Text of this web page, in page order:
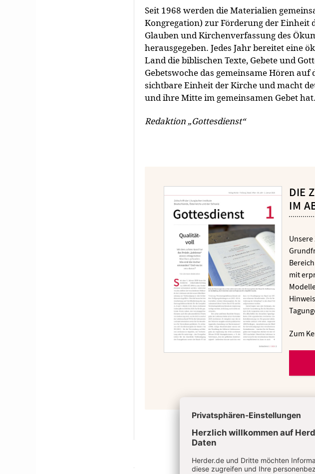
Seit 1968 werden die Materialien
Kongregation) zur Förderung der Einheit
Glauben und Kirchenverfassung des
herausgegeben. Jedes Jahr bereitet eine
Land die biblischen Texte, Gebete und
Gebetswoche das gemeinsame Hören
sichtbare Einheit der Kirche und macht
und ihre Mitte im gemeinsamen Gebet hat.
Redaktion „Gottesdienst“
DIE
IM
mit
Zum